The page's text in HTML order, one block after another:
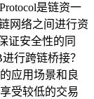
是链资一
网络之间进行资
证安全性的同
行跨链桥接？
应用场景和良
受较低的交易